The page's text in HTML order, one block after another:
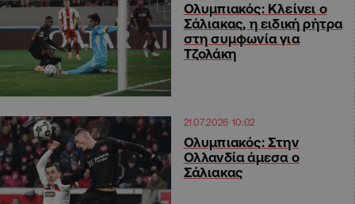
Ολυμπιακός: Κλείνει ο
Σάλιακας, η ειδική ρήτρα
στη συμφωνία για
Τζολάκη
21.07.2026 10:02
Ολυμπιακός: Στην
Ολλανδία άμεσα ο
Σάλιακας